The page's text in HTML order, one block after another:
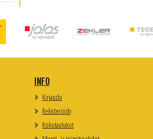
INFO
Kirjaudu
Rekisteröidy
Kokotaulukot